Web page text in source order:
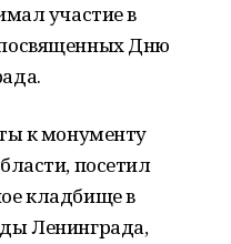
участие в
Дню
к монументу
посетил
кладбище в
Ленинграда,